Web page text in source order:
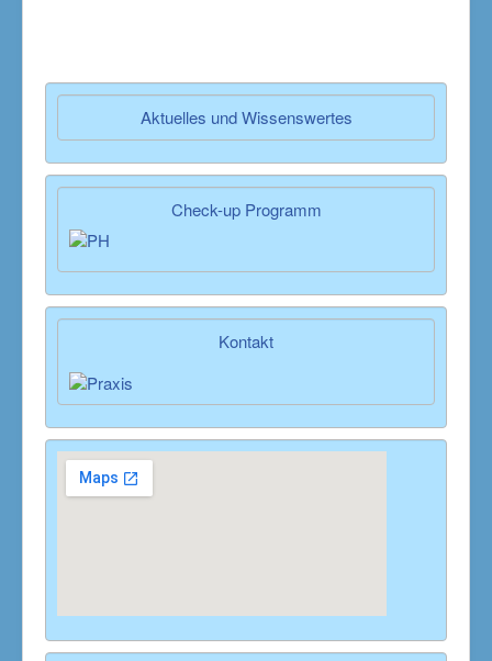
Aktuelles und Wissenswertes
Check-up Programm
Kontakt